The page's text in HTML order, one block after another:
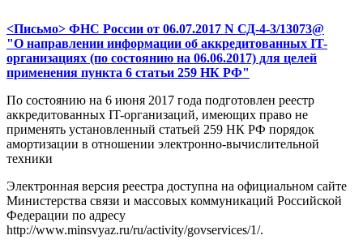
<Письмо> ФНС России от 06.07.2017 N СД-4-3/13073@
"О направлении информации об аккредитованных IT-
организациях (по состоянию на 06.06.2017) для целей
применения пункта 6 статьи 259 НК РФ"
По состоянию на 6 июня 2017 года подготовлен реестр
аккредитованных IT-организаций, имеющих право не
применять установленный статьей 259 НК РФ порядок
амортизации в отношении электронно-вычислительной
техники
Электронная версия реестра доступна на официальном сайте
Министерства связи и массовых коммуникаций Российской
Федерации по адресу
http://www.minsvyaz.ru/ru/activity/govservices/1/.